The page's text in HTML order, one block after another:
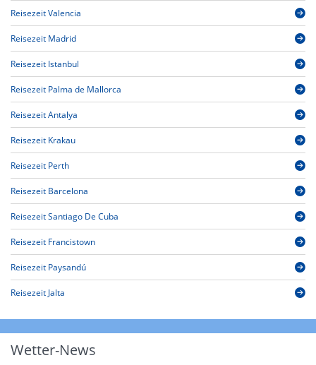
Reisezeit Valencia
Reisezeit Madrid
Reisezeit Istanbul
Reisezeit Palma de Mallorca
Reisezeit Antalya
Reisezeit Krakau
Reisezeit Perth
Reisezeit Barcelona
Reisezeit Santiago De Cuba
Reisezeit Francistown
Reisezeit Paysandú
Reisezeit Jalta
Wetter-News